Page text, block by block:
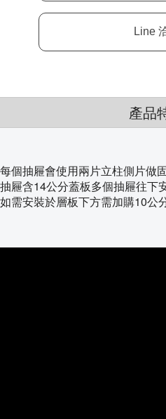
產品
每個抽屜會使用兩片立柱側片做
抽屜含14公分蓋板多個抽屜往下
如需安裝於層板下方需加購10公